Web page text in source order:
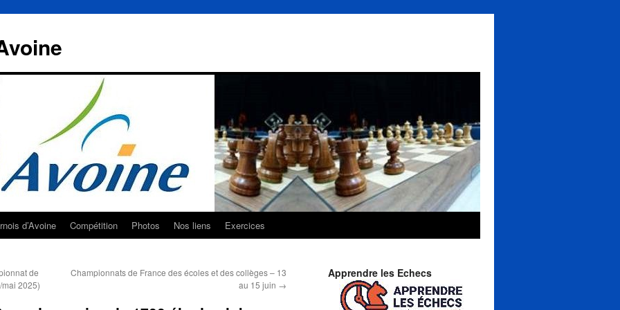
d’Avoine Compétition Photos Nos liens Exercices
de
2025)
Championnats de France des écoles et des collèges – 13
au 15 juin →
Apprendre les Echecs